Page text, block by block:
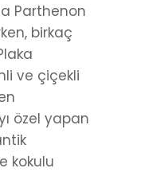
Parthenon
birkaç
ve çiçekli
özel yapan
kokulu